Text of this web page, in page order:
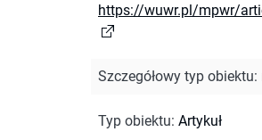
https://wuwr.pl/mpwr/
Szczegółowy typ obiektu:
Typ obiektu: Artykuł